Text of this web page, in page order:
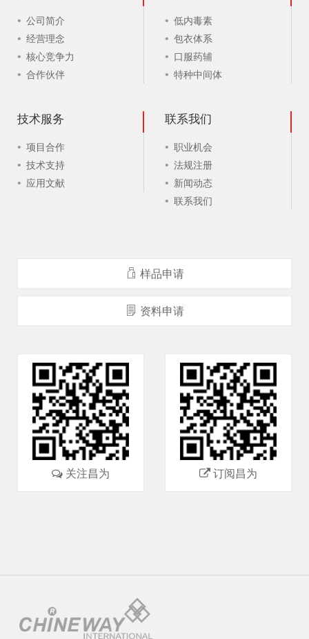
公司简介
经营理念
核心竞争力
合作伙伴
低内毒素
包衣体系
口服药辅
特种中间体
技术服务
项目合作
技术支持
应用文献
联系我们
职业机会
法规注册
新闻动态
联系我们
样品申请
资料申请
关注昌为 订阅昌为